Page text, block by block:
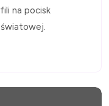
na pocisk